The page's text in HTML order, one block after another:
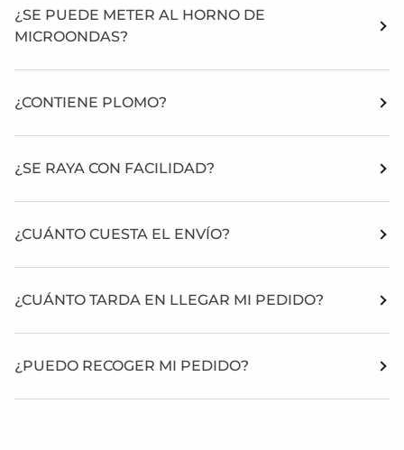
¿SE PUEDE METER AL HORNO DE
MICROONDAS?
¿CONTIENE PLOMO?
¿SE RAYA CON FACILIDAD?
¿CUÁNTO CUESTA EL ENVÍO?
¿CUÁNTO TARDA EN LLEGAR MI PEDIDO?
¿PUEDO RECOGER MI PEDIDO?